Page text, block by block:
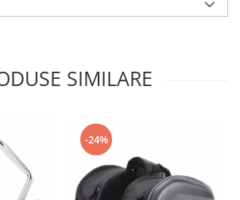
Shad
SIMILARE
-24%